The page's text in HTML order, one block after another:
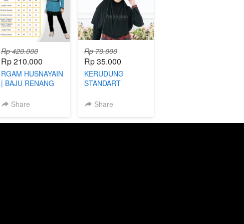
Rp 420.000
Rp 210.000
RGAM HUSNAYAIN
| BAJU RENANG
PEREMPUAN
Share
Rp 70.000
Rp 35.000
KERUDUNG
STANDART
Share